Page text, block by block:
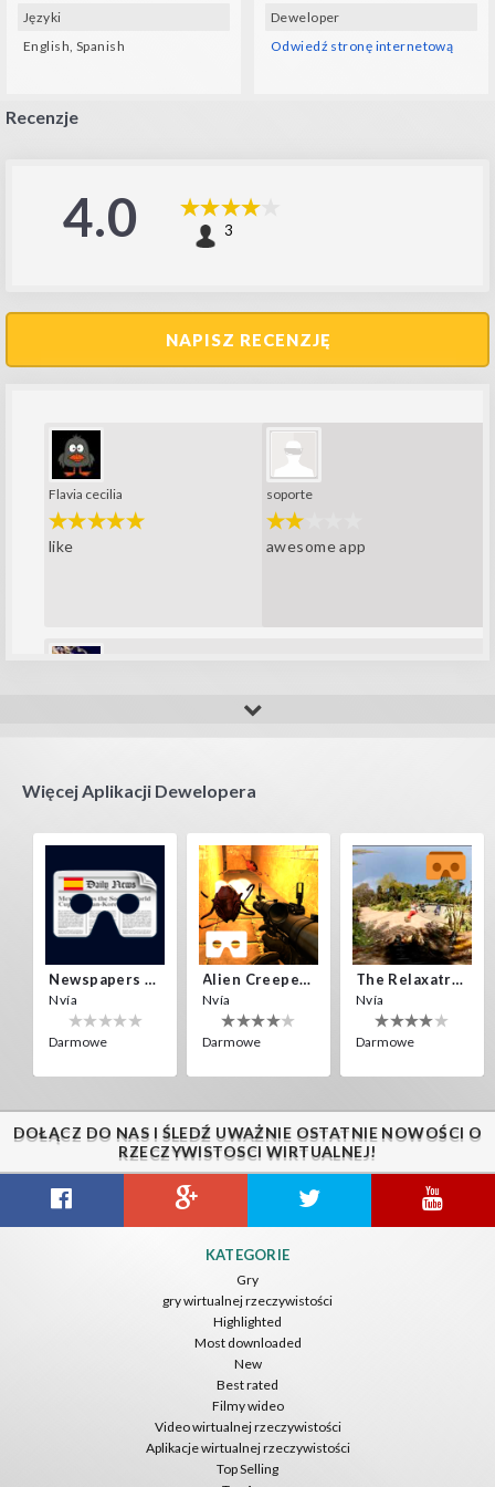
Języki
English, Spanish
Deweloper
Odwiedź stronę internetową
Recenzje
4.0 3
NAPISZ RECENZJĘ
Flavia cecilia
like
soporte
awesome app
Więcej Aplikacji Dewelopera
Newspapers Spain VR
Nvía
Darmowe
Alien Creepers VR
Nvía
Darmowe
The Relaxatron
Nvía
Darmowe
Darmowe
DOŁĄCZ DO NAS I ŚLEDŹ UWAŻNIE OSTATNIE NOWOŚCI O
RZECZYWISTOSCI WIRTUALNEJ!
KATEGORIE
Gry
gry wirtualnej rzeczywistości
Highlighted
Most downloaded
New
Best rated
Filmy wideo
Video wirtualnej rzeczywistości
Aplikacje wirtualnej rzeczywistości
Top Selling